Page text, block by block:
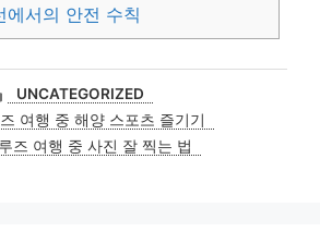
에서의 안전 수칙
카
테
고
리
UNCATEGORIZED
여행 중 해양 스포츠 즐기기
즈 여행 중 사진 잘 찍는 법